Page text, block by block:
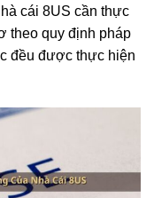
cái 8US cần thực
theo quy định pháp
đều được thực hiện